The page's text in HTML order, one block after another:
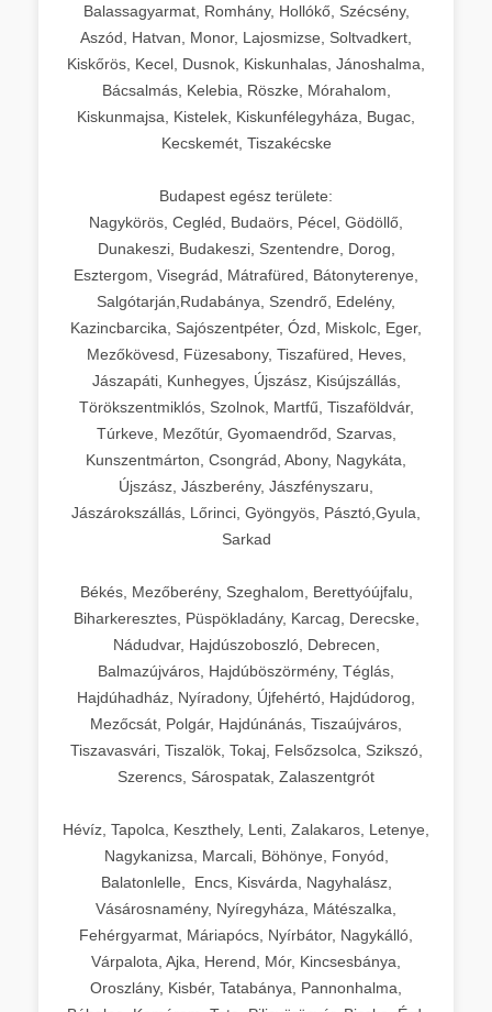
Balassagyarmat, Romhány, Hollókő, Szécsény,
Aszód, Hatvan, Monor, Lajosmizse, Soltvadkert,
Kiskőrös, Kecel, Dusnok, Kiskunhalas, Jánoshalma,
Bácsalmás, Kelebia, Röszke, Mórahalom,
Kiskunmajsa, Kistelek, Kiskunfélegyháza, Bugac,
Kecskemét, Tiszakécske
Budapest egész területe:
Nagykörös, Cegléd, Budaörs, Pécel, Gödöllő,
Dunakeszi, Budakeszi, Szentendre, Dorog,
Esztergom, Visegrád, Mátrafüred, Bátonyterenye,
Salgótarján,Rudabánya, Szendrő, Edelény,
Kazincbarcika, Sajószentpéter, Ózd, Miskolc, Eger,
Mezőkövesd, Füzesabony, Tiszafüred, Heves,
Jászapáti, Kunhegyes, Újszász, Kisújszállás,
Törökszentmiklós, Szolnok, Martfű, Tiszaföldvár,
Túrkeve, Mezőtúr, Gyomaendrőd, Szarvas,
Kunszentmárton, Csongrád, Abony, Nagykáta,
Újszász, Jászberény, Jászfényszaru,
Jászárokszállás, Lőrinci, Gyöngyös, Pásztó,Gyula,
Sarkad
Békés, Mezőberény, Szeghalom, Berettyóújfalu,
Biharkeresztes, Püspökladány, Karcag, Derecske,
Nádudvar, Hajdúszoboszló, Debrecen,
Balmazújváros, Hajdúböszörmény, Téglás,
Hajdúhadház, Nyíradony, Újfehértó, Hajdúdorog,
Mezőcsát, Polgár, Hajdúnánás, Tiszaújváros,
Tiszavasvári, Tiszalök, Tokaj, Felsőzsolca, Szikszó,
Szerencs, Sárospatak, Zalaszentgrót
Hévíz, Tapolca, Keszthely, Lenti, Zalakaros, Letenye,
Nagykanizsa, Marcali, Böhönye, Fonyód,
Balatonlelle, Encs, Kisvárda, Nagyhalász,
Vásárosnamény, Nyíregyháza, Mátészalka,
Fehérgyarmat, Máriapócs, Nyírbátor, Nagykálló,
Várpalota, Ajka, Herend, Mór, Kincsesbánya,
Oroszlány, Kisbér, Tatabánya, Pannonhalma,